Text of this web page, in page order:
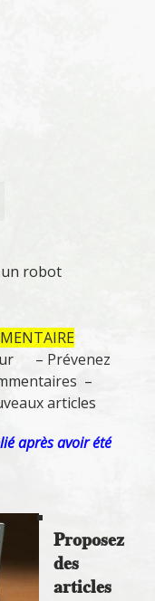
un robot
– Prévenez
–
articles
après avoir été
Proposez
des
articles